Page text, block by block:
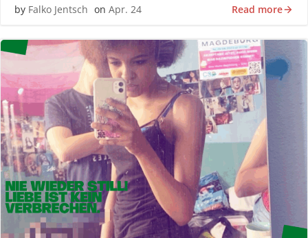
by Falko Jentsch on Apr. 24 Read more